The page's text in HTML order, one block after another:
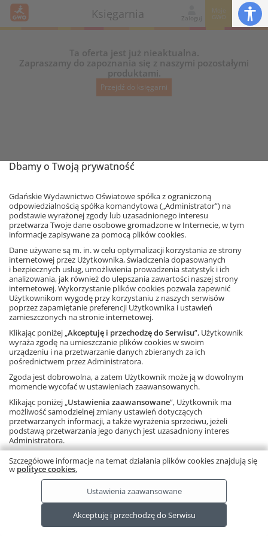
Księgarnia Zaloguj
Moje
GWO
Ta oferta jest już nieaktualna.
Zapraszamy do zapoznania się z naszymi pozostałymi
produktami.
Przejdź do księgarni
Ta strona używa plików cookies. Dowiedz się więcej.
RODO
Copyright © by Gdańskie Wydawnictwo Oświatowe 2026
Ta strona używa plików cookies.
Akceptuję
Dowiedz się więcej
Dbamy o Twoją prywatność
Gdańskie Wydawnictwo Oświatowe spółka z ograniczoną
odpowiedzialnością spółka komandytowa („Administrator”) na
podstawie wyrażonej zgody lub uzasadnionego interesu
przetwarza Twoje dane osobowe gromadzone w Internecie, w tym
informacje zapisywane za pomocą plików cookies.
Dane używane są m. in. w celu optymalizacji korzystania ze strony
internetowej przez Użytkownika, świadczenia dopasowanych
i bezpiecznych usług, umożliwienia prowadzenia statystyk i ich
analizowania, jak również do ulepszania zawartości naszej strony
internetowej. Wykorzystanie plików cookies pozwala zapewnić
Użytkownikom wygodę przy korzystaniu z naszych serwisów
poprzez zapamiętanie preferencji Użytkownika i ustawień
zamieszczonych na stronie internetowej.
Klikając poniżej „Akceptuję i przechodzę do Serwisu”, Użytkownik
wyraża zgodę na umieszczanie plików cookies w swoim
urządzeniu i na przetwarzanie danych zbieranych za ich
pośrednictwem przez Administratora.
Zgoda jest dobrowolna, a zatem Użytkownik może ją w dowolnym
momencie wycofać w ustawieniach zaawansowanych.
Klikając poniżej „Ustawienia zaawansowane”, Użytkownik ma
możliwość samodzielnej zmiany ustawień dotyczących
przetwarzanych informacji, a także wyrażenia sprzeciwu, jeżeli
podstawą przetwarzania jego danych jest uzasadniony interes
Administratora.
Należy pamiętać, że korzystanie ze strony internetowej bez
zmiany ustawień oznacza, że pliki cookies będą zapisywane na
urządzeniu końcowym Użytkownika.
Szczegółowe informacje na temat działania plików cookies znajdują się
w polityce cookies.
Ustawienia zaawansowane
Akceptuję i przechodzę do Serwisu